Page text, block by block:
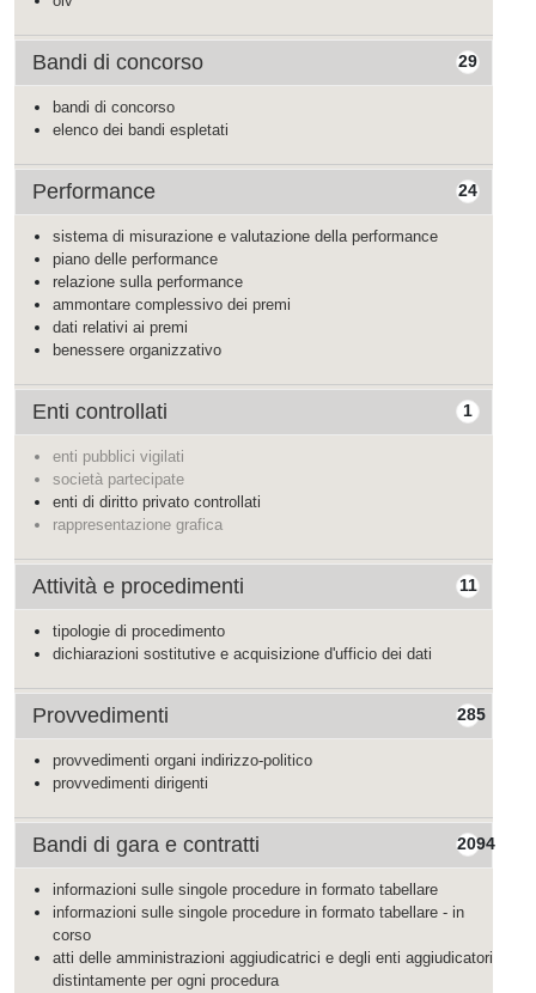
29
Bandi di concorso
bandi di concorso
elenco dei bandi espletati
24
Performance
sistema di misurazione e valutazione della performance
piano delle performance
relazione sulla performance
ammontare complessivo dei premi
dati relativi ai premi
benessere organizzativo
1
Enti controllati
enti pubblici vigilati
società partecipate
enti di diritto privato controllati
rappresentazione grafica
11
Attività e procedimenti
tipologie di procedimento
dichiarazioni sostitutive e acquisizione d'ufficio dei dati
285
Provvedimenti
provvedimenti organi indirizzo-politico
provvedimenti dirigenti
2094
Bandi di gara e contratti
informazioni sulle singole procedure in formato tabellare
informazioni sulle singole procedure in formato tabellare - in
corso
atti delle amministrazioni aggiudicatrici e degli enti aggiudicatori
distintamente per ogni procedura